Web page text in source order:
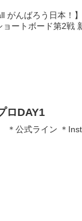
がんばろう日本！
ートボード第2戦
ロDAY1
＊公式ライン ＊